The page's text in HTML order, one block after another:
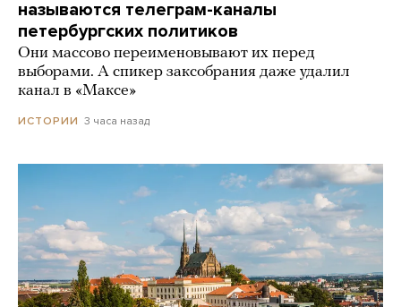
называются телеграм-каналы
петербургских политиков
Они массово переименовывают их перед
выборами. А спикер заксобрания даже удалил
канал в «Максе»
ИСТОРИИ 3 часа назад